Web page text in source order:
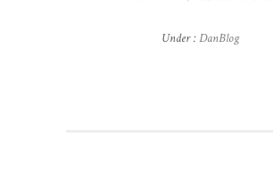
Under :DanBlog